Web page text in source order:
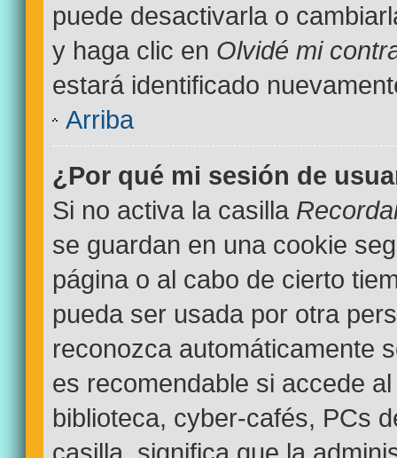
puede desactivarla o
y haga clic en Olvidé mi
estará identificado
Arriba
¿Por qué mi sesión de
Si no activa la casilla
se guardan en una cookie
página o al cabo de cierto
pueda ser usada por otra
reconozca automáticamente
es recomendable si accede
biblioteca, cyber-cafés, PCs